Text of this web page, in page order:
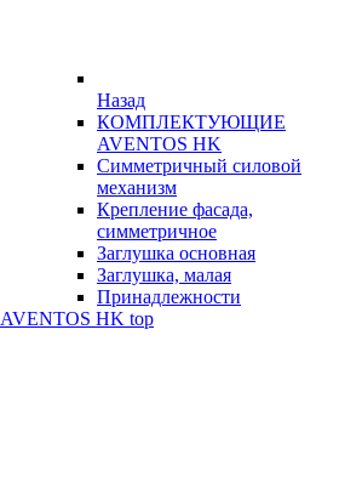
Назад
КОМПЛЕКТУЮЩИЕ
AVENTOS HK
Симметричный силовой
механизм
Крепление фасада,
симметричное
Заглушка основная
Заглушка, малая
Принадлежности
AVENTOS HK top